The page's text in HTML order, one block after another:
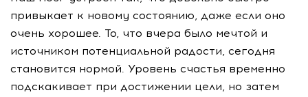
привыкает к новому состоянию, даже если оно
очень хорошее. То, что вчера было мечтой и
источником потенциальной радости, сегодня
становится нормой. Уровень счастья временно
подскакивает при достижении цели, но затем